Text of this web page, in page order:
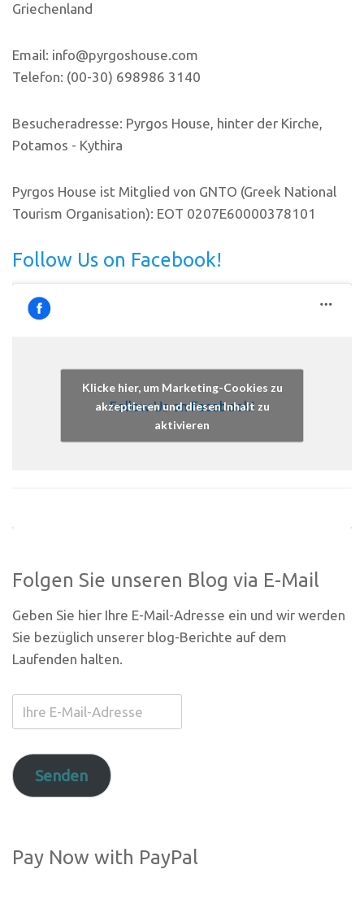
Griechenland
Email: info@pyrgoshouse.com
Telefon: (00-30) 698986 3140
Besucheradresse: Pyrgos House, hinter der Kirche,
Potamos - Kythira
Pyrgos House ist Mitglied von GNTO (Greek National
Tourism Organisation): EOT 0207E60000378101
Follow Us on Facebook!
Follow Us on Facebook!
Klicke hier, um Marketing-Cookies zu
akzeptieren und diesen Inhalt zu
aktivieren
Folgen Sie unseren Blog via E-Mail
Geben Sie hier Ihre E-Mail-Adresse ein und wir werden
Sie bezüglich unserer blog-Berichte auf dem
Laufenden halten.
Ihre
E-
AdresseSenden
Pay Now with PayPal